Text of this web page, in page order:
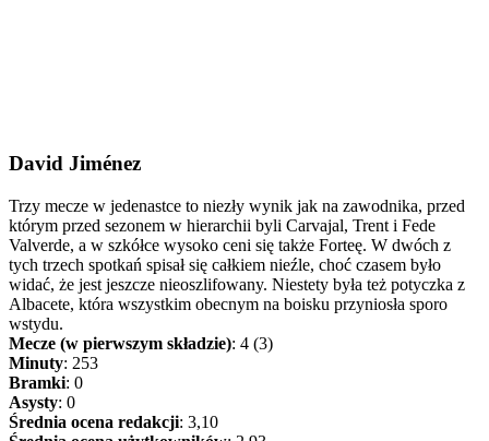
David Jiménez
Trzy mecze w jedenastce to niezły wynik jak na zawodnika, przed
którym przed sezonem w hierarchii byli Carvajal, Trent i Fede
Valverde, a w szkółce wysoko ceni się także Forteę. W dwóch z
tych trzech spotkań spisał się całkiem nieźle, choć czasem było
widać, że jest jeszcze nieoszlifowany. Niestety była też potyczka z
Albacete, która wszystkim obecnym na boisku przyniosła sporo
wstydu.
Mecze (w pierwszym składzie): 4 (3)
Minuty: 253
Bramki: 0
Asysty: 0
Średnia ocena redakcji: 3,10